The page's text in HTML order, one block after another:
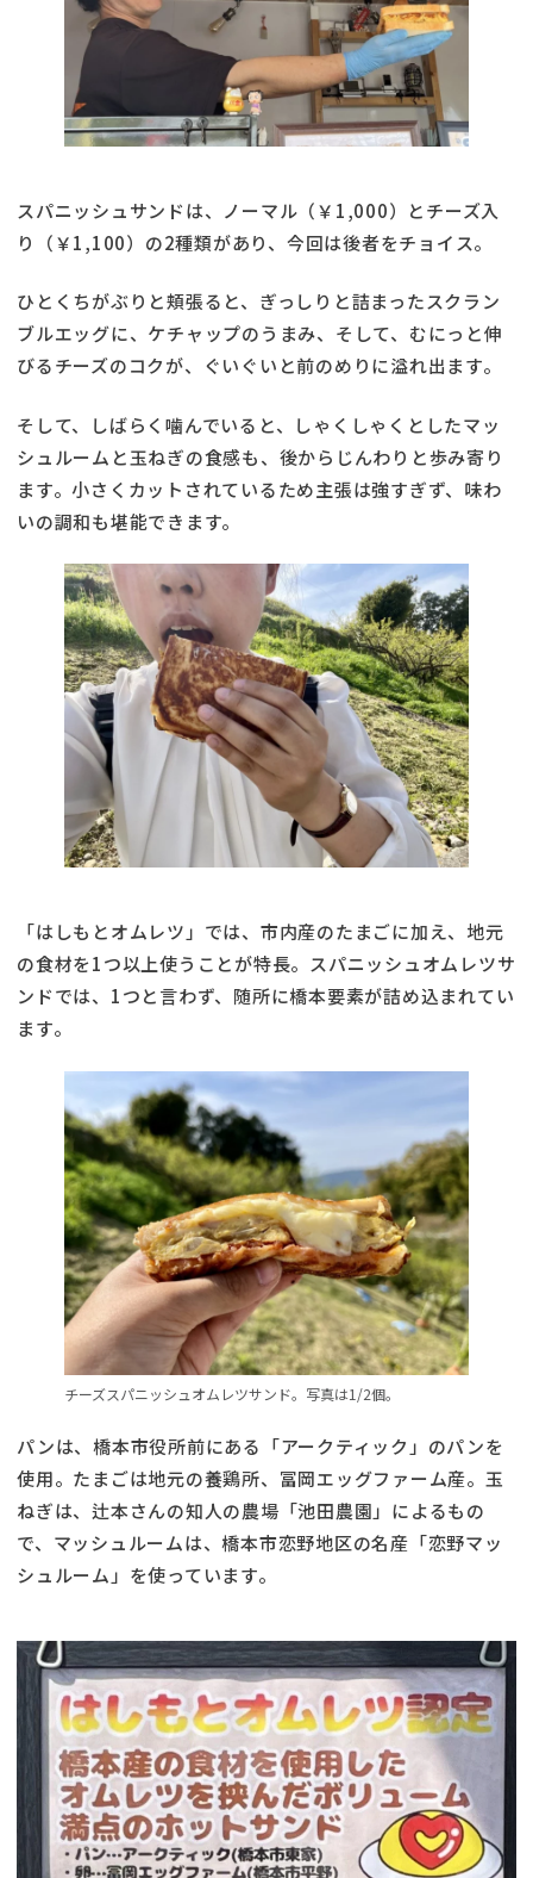
スパニッシュサンドは、ノーマル（￥1,000）とチーズ入
り（￥1,100）の2種類があり、今回は後者をチョイス。
ひとくちがぶりと頬張ると、ぎっしりと詰まったスクラン
ブルエッグに、ケチャップのうまみ、そして、むにっと伸
びるチーズのコクが、ぐいぐいと前のめりに溢れ出ます。
そして、しばらく噛んでいると、しゃくしゃくとしたマッ
シュルームと玉ねぎの食感も、後からじんわりと歩み寄り
ます。小さくカットされているため主張は強すぎず、味わ
いの調和も堪能できます。
「はしもとオムレツ」では、市内産のたまごに加え、地元
の食材を1つ以上使うことが特長。スパニッシュオムレツサ
ンドでは、1つと言わず、随所に橋本要素が詰め込まれてい
ます。
チーズスパニッシュオムレツサンド。写真は1/2個。
パンは、橋本市役所前にある「アークティック」のパンを
使用。たまごは地元の養鶏所、冨岡エッグファーム産。玉
ねぎは、辻本さんの知人の農場「池田農園」によるもの
で、マッシュルームは、橋本市恋野地区の名産「恋野マッ
シュルーム」を使っています。